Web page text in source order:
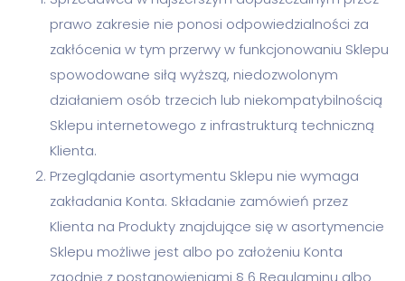
prawo zakresie nie ponosi odpowiedzialności za
zakłócenia w tym przerwy w funkcjonowaniu Sklepu
spowodowane siłą wyższą, niedozwolonym
działaniem osób trzecich lub niekompatybilnością
Sklepu internetowego z infrastrukturą techniczną
Klienta.
Przeglądanie asortymentu Sklepu nie wymaga
zakładania Konta. Składanie zamówień przez
Klienta na Produkty znajdujące się w asortymencie
Sklepu możliwe jest albo po założeniu Konta
zgodnie z postanowieniami § 6 Regulaminu albo